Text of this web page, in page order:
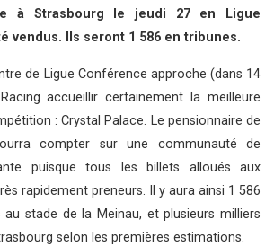
à Strasbourg le jeudi 27 en Ligue
vendus. Ils seront 1 586 en tribunes.
de Ligue Conférence approche (dans 14
accueillir certainement la meilleure
: Crystal Palace. Le pensionnaire de
compter sur une communauté de
puisque tous les billets alloués aux
rapidement preneurs. Il y aura ainsi 1 586
au stade de la Meinau, et plusieurs milliers
selon les premières estimations.